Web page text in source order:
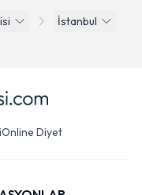
İstanbul
Online Diyet